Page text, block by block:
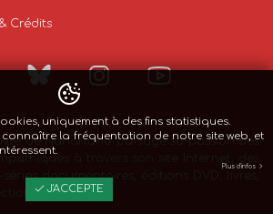
de Nanarland partage sa passion des
à travers son site Internet, des
séries documentaires, éditions DVD, livres,
de films.
Crédits
uniquement à des fins statistiques.
connaître la fréquentation de notre site web, et
Plus d'infos
J'ACCEPTE